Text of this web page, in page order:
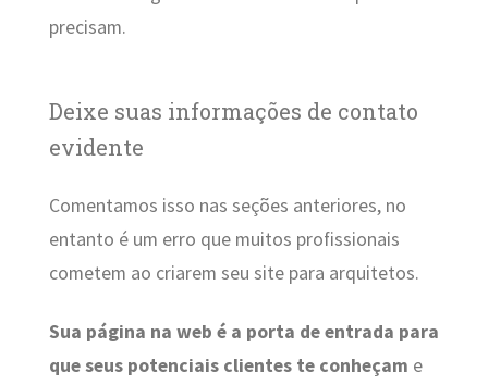
precisam.
Deixe suas informações de contato
evidente
Comentamos isso nas seções anteriores, no
entanto é um erro que muitos profissionais
cometem ao criarem seu site para arquitetos.
Sua página na web é a porta de entrada para
que seus potenciais clientes te conheçam e